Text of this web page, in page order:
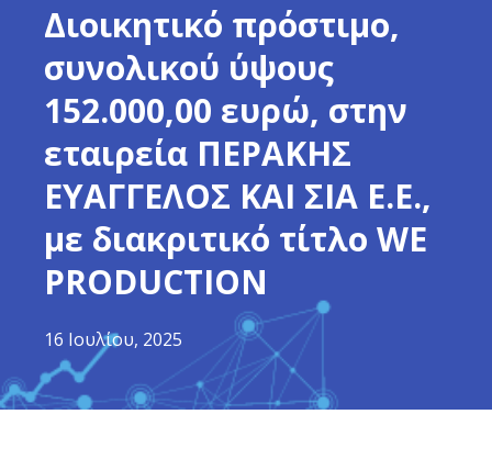
Διοικητικό πρόστιμο,
συνολικού ύψους
152.000,00 ευρώ, στην
εταιρεία ΠΕΡΑΚΗΣ
ΕΥΑΓΓΕΛΟΣ ΚΑΙ ΣΙΑ E.Ε.,
με διακριτικό τίτλο WE
PRODUCTION
16 Ιουλίου, 2025